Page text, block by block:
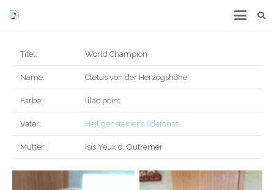
Titel: World Champion
Name: Cletus von der Herzogshöhe
Farbe: lilac point
Vater: Heiligensteiner’s Ildefonso
Mutter: Isis Yeux d. Outremer